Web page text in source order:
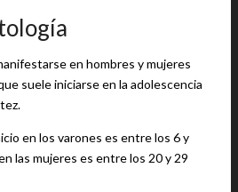
en hombres y mujeres
suele iniciarse en la adolescencia
en los varones es entre los 6 y
las mujeres es entre los 20 y 29